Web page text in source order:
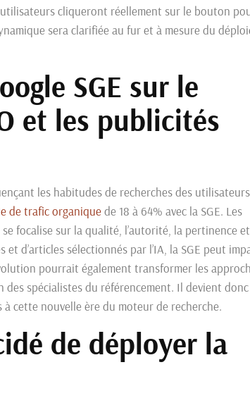
cliqueront réellement sur le bouton
sera clarifiée au fur et à mesure du
SGE sur le
et les publicités
les habitudes de recherches des
de trafic organiquede 18 à 64% avec la SGE. Les
focalise sur la qualité, l’autorité, la pertinence et
d’articles sélectionnés par l’IA, la SGE peut
pourrait également transformer les
spécialistes du référencement. Il devient donc
cette nouvelle ère du moteur de recherche.
de déployer la